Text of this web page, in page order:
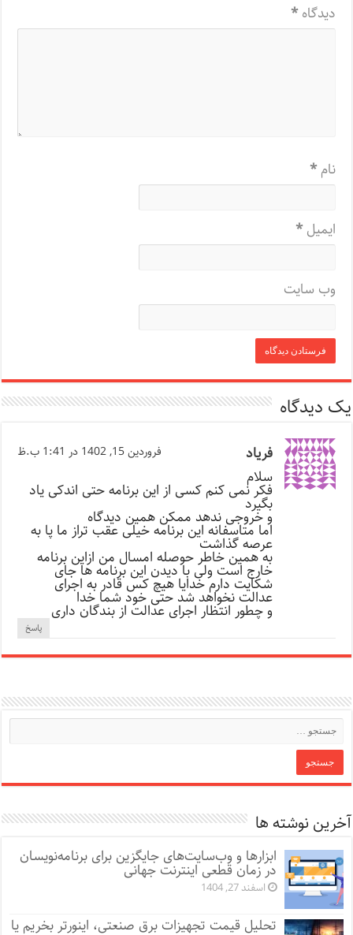
دیدگاه*
نام*
ایمیل*
وب‌ سایت
یک دیدگاه
فریاد فروردین 15, 1402 در 1:41 ب.ظ
سلام
فکر نمی کنم کسی از این برنامه حتی اندکی یاد
بگیرد
و خروجی ندهد ممکن همین دیدگاه
اما متاسفانه این برنامه خیلی عقب تراز ما پا به
عرصه گذاشت
به همین خاطر حوصله امسال من ازاین برنامه
خارج است ولی با دیدن این برنامه ها جای
شکایت دارم خدایا هیچ کس قادر به اجرای
عدالت نخواهد شد حتی خود شما خدا
و چطور انتظار اجرای عدالت از بندگان داری
پاسخ
آخرین نوشته ها
ابزارها و وب‌سایت‌های جایگزین برای برنامه‌نویسان
در زمان قطعی اینترنت جهانی
اسفند 27, 1404
تحلیل قیمت تجهیزات برق صنعتی، اینورتر بخریم یا